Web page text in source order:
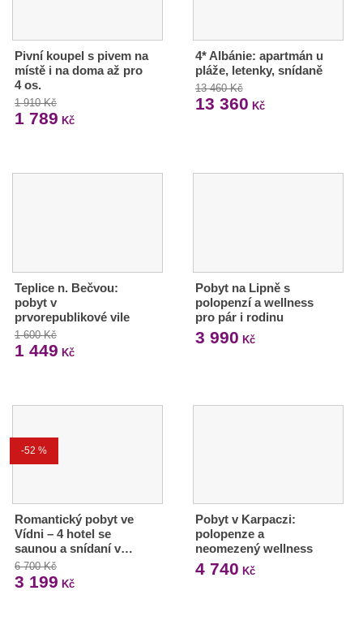
Pivní koupel s pivem na
místě i na doma až pro
4 os.
1 910 Kč
1 789 Kč
4* Albánie: apartmán u
pláže, letenky, snídaně
13 460 Kč
13 360 Kč
Teplice n. Bečvou:
pobyt v
prvorepublikové vile
1 600 Kč
1 449 Kč
Pobyt na Lipně s
polopenzí a wellness
pro pár i rodinu
3 990 Kč
-52 %
Romantický pobyt ve
Vídni – 4 hotel se
saunou a snídaní v…
6 700 Kč
3 199 Kč
Pobyt v Karpaczi:
polopenze a
neomezený wellness
4 740 Kč